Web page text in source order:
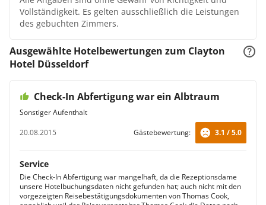
Vollständigkeit. Es gelten ausschließlich die Leistungen
des gebuchten Zimmers.
Ausgewählte Hotelbewertungen zum Clayton
Hotel Düsseldorf
Check-In Abfertigung war ein Albtraum
Sonstiger Aufenthalt
20.08.2015
Gästebewertung: 3.1 / 5.0
Service
Die Check-In Abfertigung war mangelhaft, da die Rezeptionsdame
unsere Hotelbuchungsdaten nicht gefunden hat; auch nicht mit den
vorgezeigten Reisebestätigungsdokumenten von Thomas Cook,